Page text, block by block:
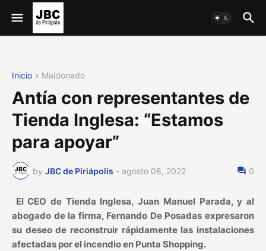
Inicio Maldonado
Antía con representantes de
Tienda Inglesa: “Estamos
para apoyar”
by JBC de Piriápolis - agosto 08, 2022 0
El CEO de Tienda Inglesa, Juan Manuel Parada, y al
abogado de la firma, Fernando De Posadas expresaron
su deseo de reconstruir rápidamente las instalaciones
afectadas por el incendio en Punta Shopping.